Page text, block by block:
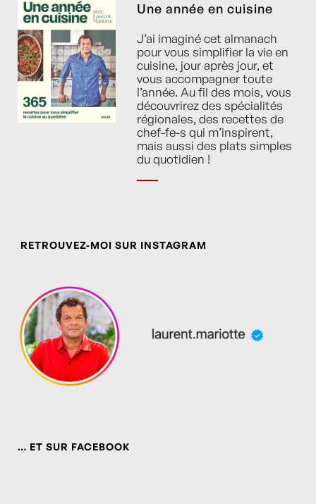
Une année en cuisine
J’ai imaginé cet almanach
pour vous simplifier la vie en
cuisine, jour après jour, et
vous accompagner toute
l’année. Au fil des mois, vous
découvrirez des spécialités
régionales, des recettes de
chef-fe-s qui m’inspirent,
mais aussi des plats simples
du quotidien !
RETROUVEZ-MOI SUR INSTAGRAM
… ET SUR FACEBOOK